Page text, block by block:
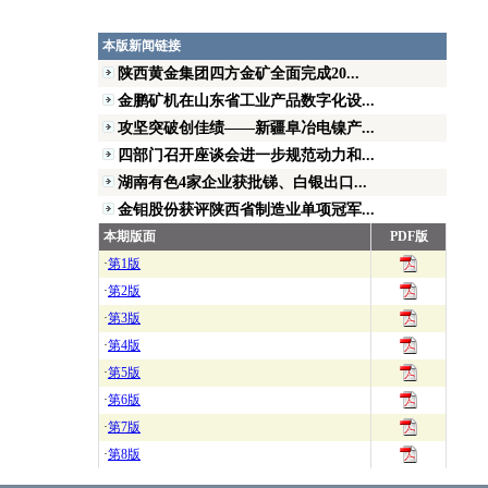
本版新闻链接
陕西黄金集团四方金矿全面完成20...
金鹏矿机在山东省工业产品数字化设...
攻坚突破创佳绩——新疆阜冶电镍产...
四部门召开座谈会进一步规范动力和...
湖南有色4家企业获批锑、白银出口...
金钼股份获评陕西省制造业单项冠军...
本期版面
PDF版
·第1版
·第2版
·第3版
·第4版
·第5版
·第6版
·第7版
·第8版